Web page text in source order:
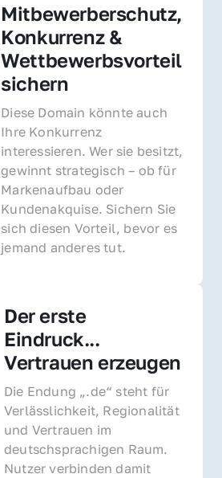
Mitbewerberschutz,
Konkurrenz &
Wettbewerbsvorteil
sichern
Diese Domain könnte auch
Ihre Konkurrenz
interessieren. Wer sie besitzt,
gewinnt strategisch – ob für
Markenaufbau oder
Kundenakquise. Sichern Sie
sich diesen Vorteil, bevor es
jemand anderes tut.
Der erste
Eindruck...
Vertrauen erzeugen
Die Endung „.de“ steht für
Verlässlichkeit, Regionalität
und Vertrauen im
deutschsprachigen Raum.
Nutzer verbinden damit